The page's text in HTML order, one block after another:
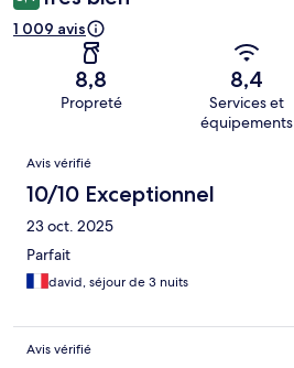
1 009 avis
8,8
Propreté
8,4
Services et
équipements
Avis
Avis vérifié
10/10 Exceptionnel
23 oct. 2025
Parfait
david, séjour de 3 nuits
Avis vérifié